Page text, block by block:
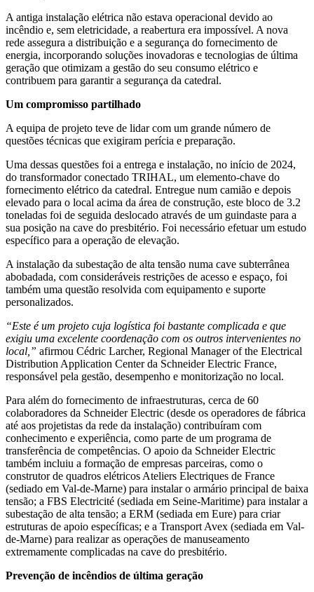
A antiga instalação elétrica não estava operacional devido ao
incêndio e, sem eletricidade, a reabertura era impossível. A nova
rede assegura a distribuição e a segurança do fornecimento de
energia, incorporando soluções inovadoras e tecnologias de última
geração que otimizam a gestão do seu consumo elétrico e
contribuem para garantir a segurança da catedral.
Um compromisso partilhado
A equipa de projeto teve de lidar com um grande número de
questões técnicas que exigiram perícia e preparação.
Uma dessas questões foi a entrega e instalação, no início de 2024,
do transformador conectado TRIHAL, um elemento-chave do
fornecimento elétrico da catedral. Entregue num camião e depois
elevado para o local acima da área de construção, este bloco de 3.2
toneladas foi de seguida deslocado através de um guindaste para a
sua posição na cave do presbitério. Foi necessário efetuar um estudo
específico para a operação de elevação.
A instalação da subestação de alta tensão numa cave subterrânea
abobadada, com consideráveis restrições de acesso e espaço, foi
também uma questão resolvida com equipamento e suporte
personalizados.
“Este é um projeto cuja logística foi bastante complicada e que
exigiu uma excelente coordenação com os outros intervenientes no
local,” afirmou Cédric Larcher, Regional Manager of the Electrical
Distribution Application Center da Schneider Electric France,
responsável pela gestão, desempenho e monitorização no local.
Para além do fornecimento de infraestruturas, cerca de 60
colaboradores da Schneider Electric (desde os operadores de fábrica
até aos projetistas da rede da instalação) contribuíram com
conhecimento e experiência, como parte de um programa de
transferência de competências. O apoio da Schneider Electric
também incluiu a formação de empresas parceiras, como o
construtor de quadros elétricos Ateliers Electriques de France
(sediado em Val-de-Marne) para instalar o armário principal de baixa
tensão; a FBS Electricité (sediada em Seine-Maritime) para instalar a
subestação de alta tensão; a ERM (sediada em Eure) para criar
estruturas de apoio específicas; e a Transport Avex (sediada em Val-
de-Marne) para realizar as operações de manuseamento
extremamente complicadas na cave do presbitério.
Prevenção de incêndios de última geração